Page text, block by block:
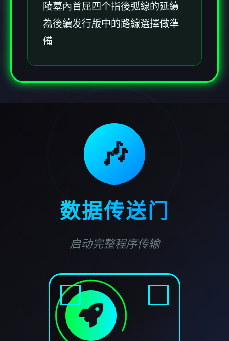
陵墓內首屈四个指後弧線的延續
為後續发行版中的路線選擇做準
備
🎶
数据传送门
启动完整程序传输